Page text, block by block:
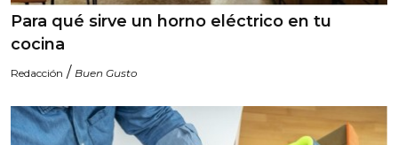
Para qué sirve un horno eléctrico en tu
cocina
Redacción / Buen Gusto